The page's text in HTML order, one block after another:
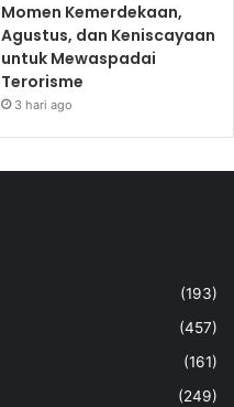
Momen Kemerdekaan,
Agustus, dan Keniscayaan
untuk Mewaspadai
Terorisme
3 hari ago
(193)
(457)
(161)
(249)